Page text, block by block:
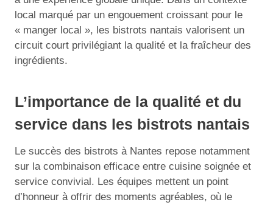
local marqué par un engouement croissant pour le
« manger local », les bistrots nantais valorisent un
circuit court privilégiant la qualité et la fraîcheur des
ingrédients.
L’importance de la qualité et du
service dans les bistrots nantais
Le succès des bistrots à Nantes repose notamment
sur la combinaison efficace entre cuisine soignée et
service convivial. Les équipes mettent un point
d’honneur à offrir des moments agréables, où le